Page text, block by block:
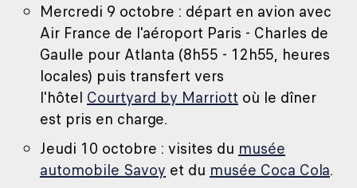
Mercredi 9 octobre : départ en avion avec
Air France de l'aéroport Paris - Charles de
Gaulle pour Atlanta (8h55 - 12h55, heures
locales) puis transfert vers
l'hôtel Courtyard by Marriott où le dîner
est pris en charge.
Jeudi 10 octobre : visites du musée
automobile Savoy et du musée Coca Cola.